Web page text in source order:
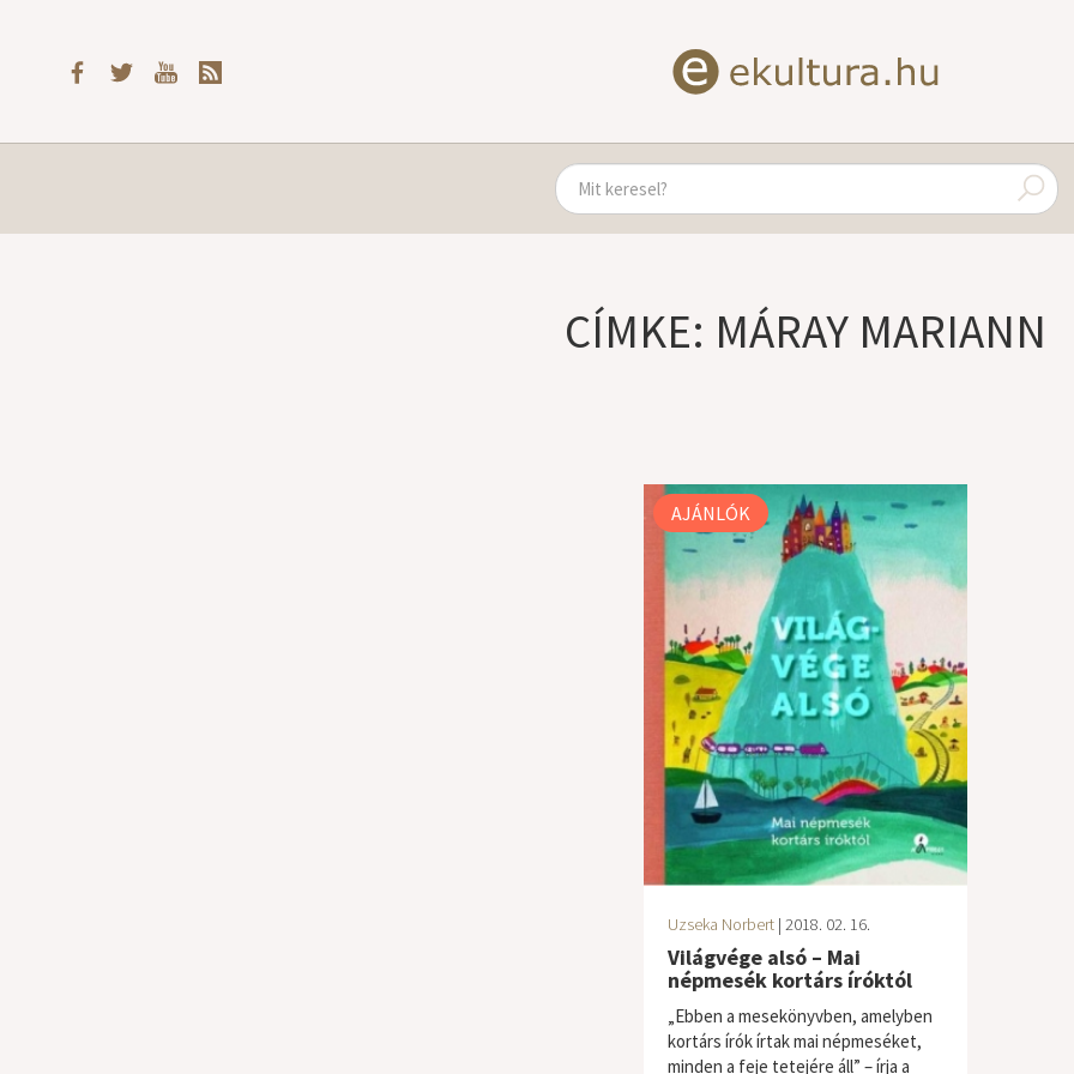
CÍMKE: MÁRAY MARIANN
AJÁNLÓK
Uzseka Norbert | 2018. 02. 16.
Világvége alsó – Mai
népmesék kortárs íróktól
„Ebben a mesekönyvben, amelyben
kortárs írók írtak mai népmeséket,
minden a feje tetejére áll” – írja a